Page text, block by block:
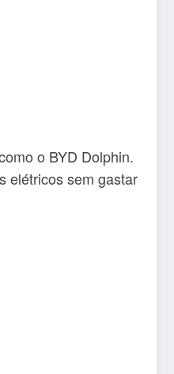
o BYD Dolphin.
elétricos sem gastar